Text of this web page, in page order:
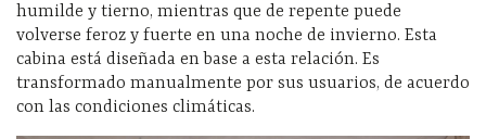
humilde y tierno, mientras que de repente puede
volverse feroz y fuerte en una noche de invierno. Esta
cabina está diseñada en base a esta relación. Es
transformado manualmente por sus usuarios, de acuerdo
con las condiciones climáticas.